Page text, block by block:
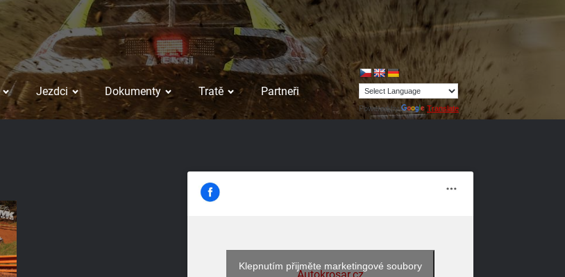
Jezdci Dokumenty Tratě Partneři
Powered by Translate
Klepnutím přijměte marketingové soubory